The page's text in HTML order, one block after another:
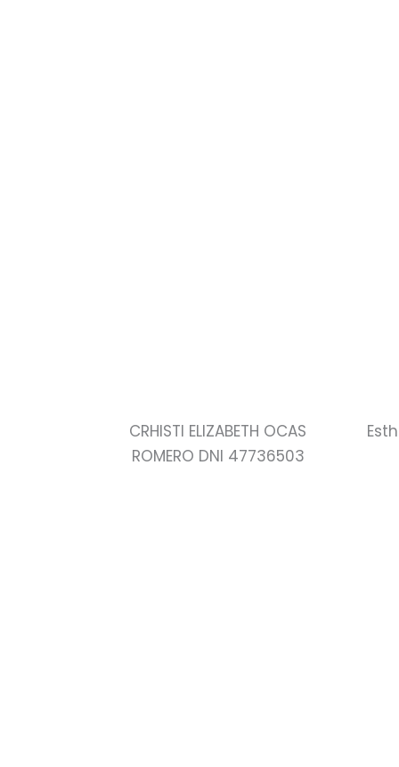
CRHISTI ELIZABETH OCAS
ROMERO DNI 47736503